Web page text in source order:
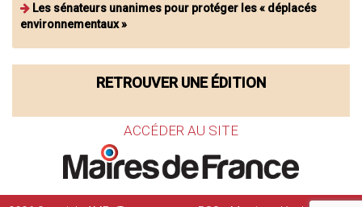
Les sénateurs unanimes pour protéger les « déplacés
environnementaux »
RETROUVER UNE ÉDITION
ACCÉDER AU SITE